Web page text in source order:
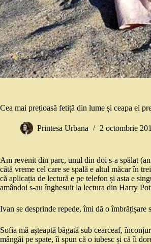
Cea mai prețioasă fetiță din lume și ceapa ei
Printesa Urbana 2 octombrie
Am revenit din parc, unul din doi s-a spălat
câtă vreme cel care se spală e altul măcar în
că aplicația de lectură e pe telefon și asta e
amândoi s-au înghesuit la lectura din Harry
Ivan se desprinde repede, îmi dă o îmbrățișare
Sofia mă așteaptă băgată sub cearceaf,
mângâi pe spate, îi spun că o iubesc și că îi